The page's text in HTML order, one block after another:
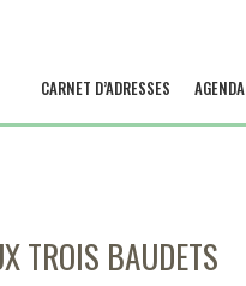
CARNET D’ADRESSES AGENDA
TROIS BAUDETS